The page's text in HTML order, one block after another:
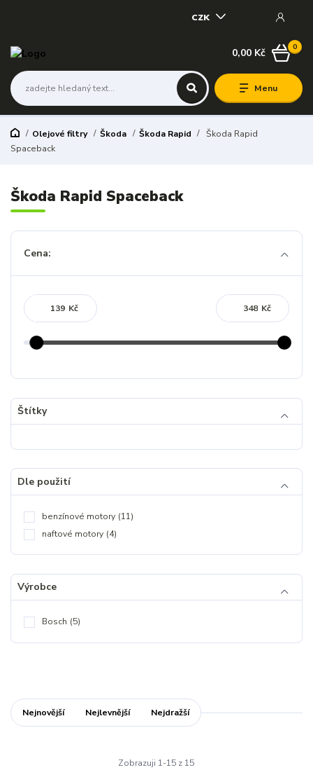
Menu
CZK
0
0,00 Kč
Olejové filtry Škoda Škoda Rapid
Škoda Rapid
Spaceback
Škoda Rapid Spaceback
Cena:
Kč Kč
Štítky
Dle použití
benzínové motory (11)
naftové motory (4)
Výrobce
Bosch (5)
Nejnovější Nejlevnější Nejdražší
Zobrazuji 1-15 z 15